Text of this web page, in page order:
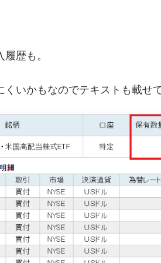
歴も。
くいかもなのでテキストも載せ